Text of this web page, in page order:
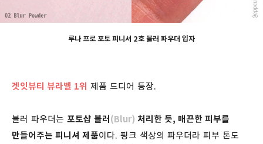
루나 프로 포토 피니셔 2호 블러 파우더 입자
겟잇뷰티 뷰라벨 1위 제품 드디어 등장.
블러 파우더는 포토샵 블러(Blur) 처리한 듯, 매끈한 피부를
만들어주는 피니셔 제품이다. 핑크 색상의 파우더라 피부 톤도